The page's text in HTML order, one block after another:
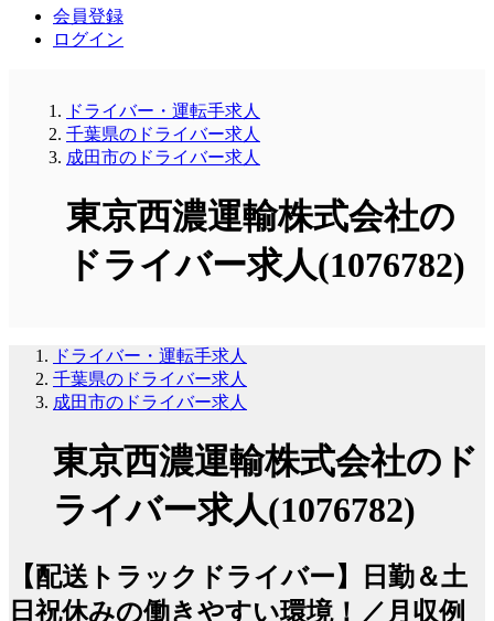
会員登録
ログイン
ドライバー・運転手求人
千葉県のドライバー求人
成田市のドライバー求人
東京西濃運輸株式会社の
ドライバー求人(1076782)
ドライバー・運転手求人
千葉県のドライバー求人
成田市のドライバー求人
東京西濃運輸株式会社のド
ライバー求人(1076782)
【配送トラックドライバー】日勤＆土
日祝休みの働きやすい環境！／月収例